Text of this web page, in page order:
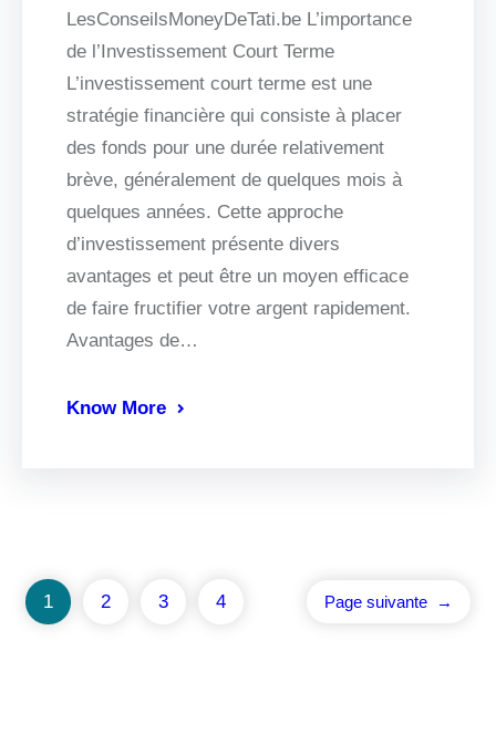
LesConseilsMoneyDeTati.be L’importance
de l’Investissement Court Terme
L’investissement court terme est une
stratégie financière qui consiste à placer
des fonds pour une durée relativement
brève, généralement de quelques mois à
quelques années. Cette approche
d’investissement présente divers
avantages et peut être un moyen efficace
de faire fructifier votre argent rapidement.
Avantages de…
Know More
1 2 3 4 Page suivante →